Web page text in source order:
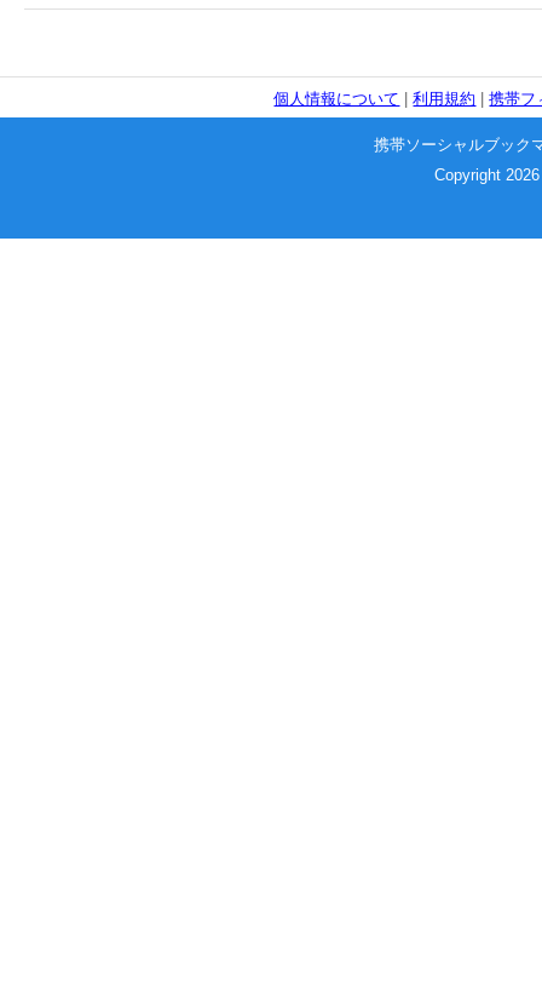
個人情報について |利用規約 |携帯フ
携帯ソーシャルブック
Copyright